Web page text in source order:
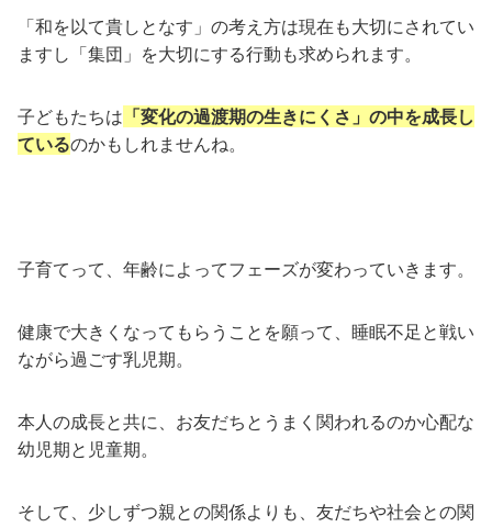
「和を以て貴しとなす」の考え方は現在も大切にされてい
ますし「集団」を大切にする行動も求められます。
子どもたちは 「変化の過渡期の生きにくさ」の中を成長し
ているのかもしれませんね。
子育てって、年齢によってフェーズが変わっていきます。
健康で大きくなってもらうことを願って、睡眠不足と戦い
ながら過ごす乳児期。
本人の成長と共に、お友だちとうまく関われるのか心配な
幼児期と児童期。
そして、少しずつ親との関係よりも、友だちや社会との関